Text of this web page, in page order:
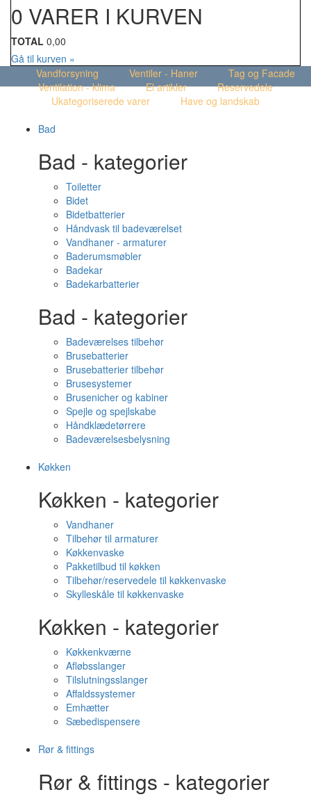
0 VARER I KURVEN
TOTAL 0,00
Gå til kurven »
Vandforsyning
Ventiler - Haner
Tag og Facade
Ventilation - klima
El artikler
Reservedele
Ukategoriserede varer
Have og landskab
Bad
Bad - kategorier
Toiletter
Bidet
Bidetbatterier
Håndvask til badeværelset
Vandhaner - armaturer
Baderumsmøbler
Badekar
Badekarbatterier
Bad - kategorier
Badeværelses tilbehør
Brusebatterier
Brusebatterier tilbehør
Brusesystemer
Brusenicher og kabiner
Spejle og spejlskabe
Håndklædetørrere
Badeværelsesbelysning
Køkken
Køkken - kategorier
Vandhaner
Tilbehør til armaturer
Køkkenvaske
Pakketilbud til køkken
Tilbehør/reservedele til køkkenvaske
Skylleskåle til køkkenvaske
Køkken - kategorier
Køkkenkværne
Afløbsslanger
Tilslutningsslanger
Affaldssystemer
Emhætter
Sæbedispensere
Rør & fittings
Rør & fittings - kategorier